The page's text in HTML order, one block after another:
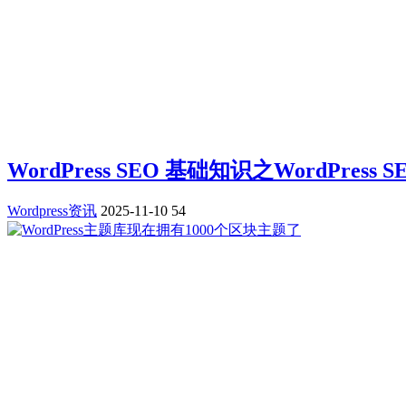
WordPress SEO 基础知识之WordPress
Wordpress资讯 2025-11-10 54